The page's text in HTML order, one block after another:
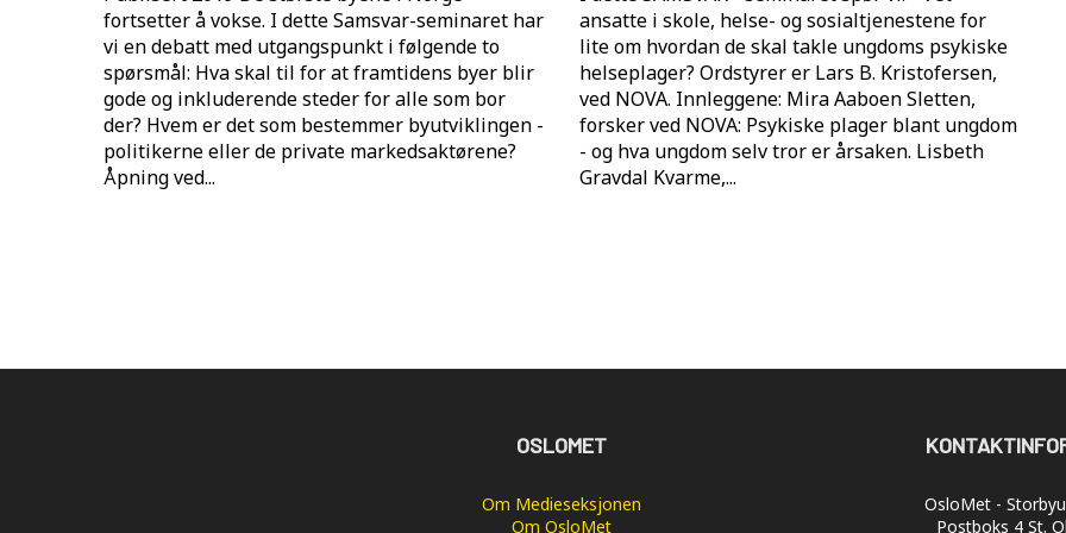
fortsetter å vokse. I dette Samsvar-seminaret har
vi en debatt med utgangspunkt i følgende to
spørsmål: Hva skal til for at framtidens byer blir
gode og inkluderende steder for alle som bor
der? Hvem er det som bestemmer byutviklingen -
politikerne eller de private markedsaktørene?
Åpning ved...
ansatte i skole, helse- og sosialtjenestene for
lite om hvordan de skal takle ungdoms psykiske
helseplager? Ordstyrer er Lars B. Kristofersen,
ved NOVA. Innleggene: Mira Aaboen Sletten,
forsker ved NOVA: Psykiske plager blant ungdom
- og hva ungdom selv tror er årsaken. Lisbeth
Gravdal Kvarme,...
OSLOMET
Om Medieseksjonen
Om OsloMet
OsloMet -
Postboks 4 St.